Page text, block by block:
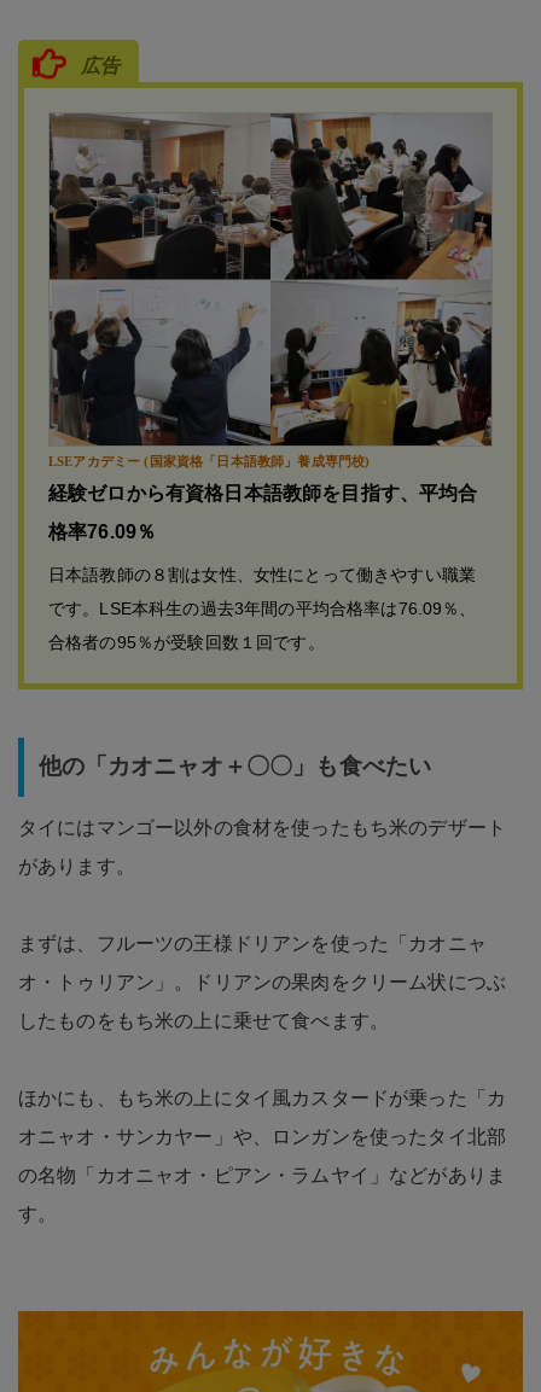
広告
LSEアカデミー (国家資格「日本語教師」養成専門校)
経験ゼロから有資格日本語教師を目指す、平均合
格率76.09％
日本語教師の８割は女性、女性にとって働きやすい職業
です。LSE本科生の過去3年間の平均合格率は76.09％、
合格者の95％が受験回数１回です。
他の「カオニャオ＋〇〇」も食べたい
タイにはマンゴー以外の食材を使ったもち米のデザート
があります。
まずは、フルーツの王様ドリアンを使った「カオニャ
オ・トゥリアン」。ドリアンの果肉をクリーム状につぶ
したものをもち米の上に乗せて食べます。
ほかにも、もち米の上にタイ風カスタードが乗った「カ
オニャオ・サンカヤー」や、ロンガンを使ったタイ北部
の名物「カオニャオ・ピアン・ラムヤイ」などがありま
す。